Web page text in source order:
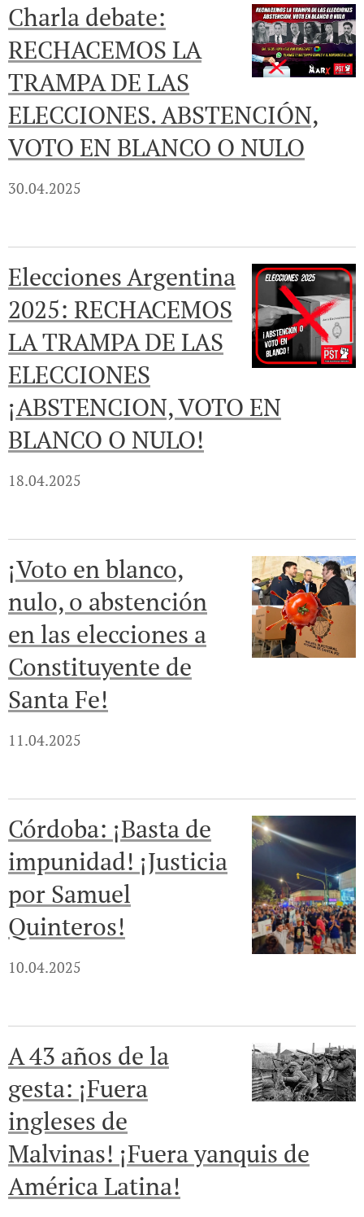
Charla debate:
RECHACEMOS LA
TRAMPA DE LAS
ELECCIONES. ABSTENCIÓN,
VOTO EN BLANCO O NULO
30.04.2025
Elecciones Argentina
2025: RECHACEMOS
LA TRAMPA DE LAS
ELECCIONES
¡ABSTENCION, VOTO EN
BLANCO O NULO!
18.04.2025
¡Voto en blanco,
nulo, o abstención
en las elecciones a
Constituyente de
Santa Fe!
11.04.2025
Córdoba: ¡Basta de
impunidad! ¡Justicia
por Samuel
Quinteros!
10.04.2025
A 43 años de la
gesta: ¡Fuera
ingleses de
Malvinas! ¡Fuera yanquis de
América Latina!